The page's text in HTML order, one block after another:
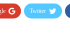
Twitter